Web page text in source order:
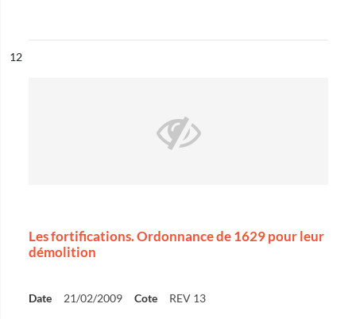
n°
12
Les fortifications. Ordonnance de 1629 pour leur
démolition
Date 21/02/2009 Cote REV 13